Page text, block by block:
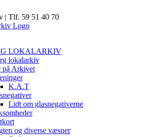
| Tlf. 59 51 40 70
LOKALARKIV
lokalarkiv
på Arkivet
K.A.T
Lidt om glasnegativerne
og diverse væsner